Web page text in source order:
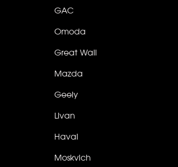
GAC
Omoda
Great Wall
Mazda
Geely
Livan
Haval
Moskvich